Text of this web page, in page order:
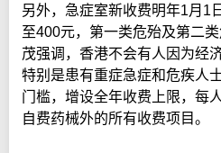
另外，急症室新收费明年1月1
至400元，第一类危殆及第二
茂强调，香港不会有人因为经
特别是患有重症急症和危疾人
门槛，增设全年收费上限，每
自费药械外的所有收费项目。